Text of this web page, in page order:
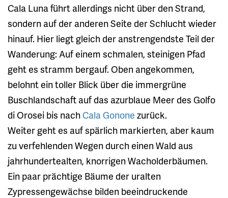
Cala Luna führt allerdings nicht über den Strand,
sondern auf der anderen Seite der Schlucht wieder
hinauf. Hier liegt gleich der anstrengendste Teil der
Wanderung: Auf einem schmalen, steinigen Pfad
geht es stramm bergauf. Oben angekommen,
belohnt ein toller Blick über die immergrüne
Buschlandschaft auf das azurblaue Meer des Golfo
di Orosei bis nach Cala Gonone zurück.
Weiter geht es auf spärlich markierten, aber kaum
zu verfehlenden Wegen durch einen Wald aus
jahrhundertealten, knorrigen Wacholderbäumen.
Ein paar prächtige Bäume der uralten
Zypressengewächse bilden beeindruckende